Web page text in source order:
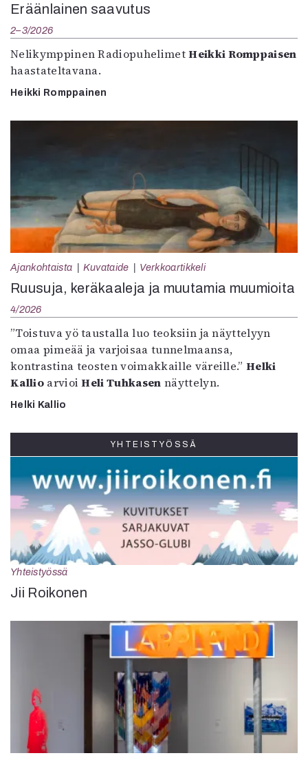
Eräänlainen saavutus
2–3/2026
Nelikymppinen RadiopuhelimetHeikki Romppaisen
haastateltavana.
Heikki Romppainen
Ajankohtaista Kuvataide Verkkoartikkeli
Ruusuja, keräkaaleja ja muutamia muumioita
4/2026
”Toistuva yö taustalla luo teoksiin ja näyttelyyn
omaa pimeää ja varjoisaa tunnelmaansa,
kontrastina teosten voimakkaille väreille.”Helki
KallioarvioiHeli Tuhkasen näyttelyn.
Helki Kallio
YHTEISTYÖSSÄ
Yhteistyössä
Jii Roikonen